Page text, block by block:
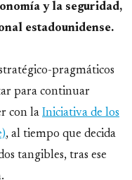
y la seguridad,
estadounidense.
pragmáticos
para continuar
con la Iniciativa de los
, al tiempo que decida
tangibles, tras ese